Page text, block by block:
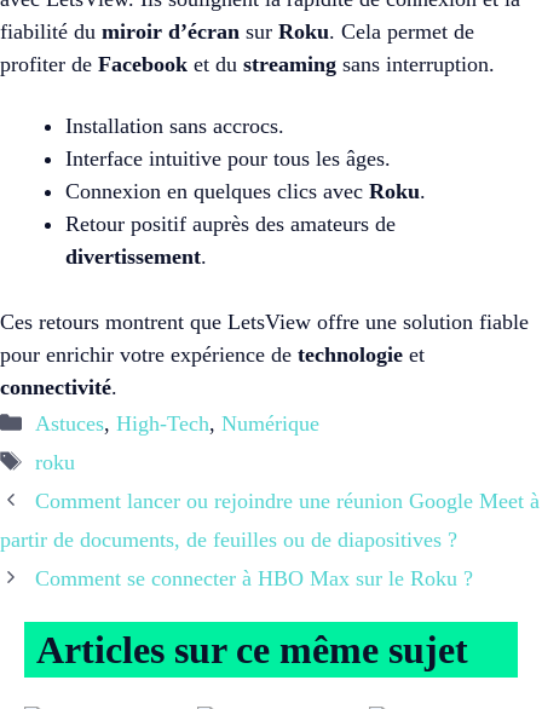
fiabilité du miroir d’écran sur Roku. Cela permet de
profiter de Facebook et du streaming sans interruption.
Installation sans accrocs.
Interface intuitive pour tous les âges.
Connexion en quelques clics avec Roku.
Retour positif auprès des amateurs de
divertissement.
Ces retours montrent que LetsView offre une solution fiable
pour enrichir votre expérience de technologie et
connectivité.
Catégories
Astuces, High-Tech, Numérique
Étiquettes
roku
Comment lancer ou rejoindre une réunion Google Meet à
partir de documents, de feuilles ou de diapositives ?
Comment se connecter à HBO Max sur le Roku ?
Articles sur ce même sujet